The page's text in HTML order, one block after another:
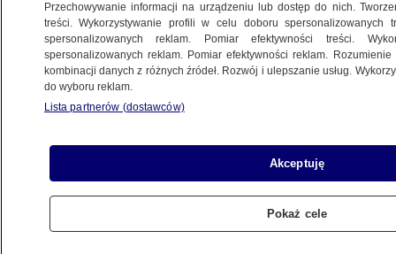
27.11.2024, 07:37
Udostępnij
Przechowywanie informacji na urządzeniu lub dostęp do nich.
treści. Wykorzystywanie profili w celu doboru spersonalizowanych
spersonalizowanych reklam. Pomiar efektywności treści.
spersonalizowanych reklam. Pomiar efektywności reklam.
kombinacji danych z różnych źródeł. Rozwój i ulepszanie usług.
do wyboru reklam.
Lista partnerów (dostawców)
Akceptuję
Pokaż cele